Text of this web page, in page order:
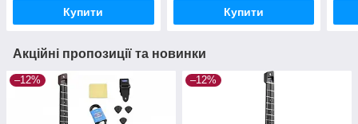
Купити Купити
Акційні пропозиції та новинки
–12% –12%